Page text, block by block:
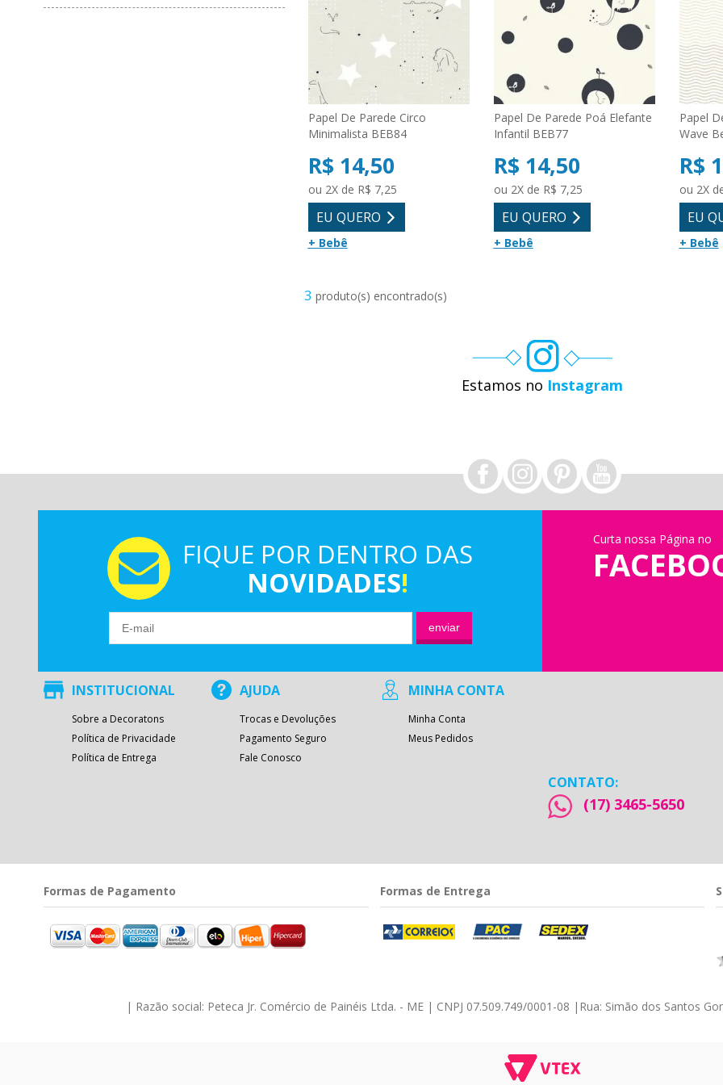
Papel De Parede Circo
Minimalista BEB84
R$ 14,50
ou 2X de R$ 7,25
EU QUERO
+ Bebê
Papel De Parede Poá Elefante
Infantil BEB77
R$ 14,50
ou 2X de R$ 7,25
EU QUERO
+ Bebê
Papel
Wave
R$
ou 2X
EU
+ Bebê
3
Estamos no Instagram
FIQUE POR DENTRO DAS
NOVIDADES!
enviar
INSTITUCIONAL
Sobre a Decoratons
Política de Privacidade
Política de Entrega
AJUDA
Trocas e Devoluções
Pagamento Seguro
Fale Conosco
MINHA CONTA
Minha Conta
Meus Pedidos
Curta nossa Página no
CONTATO:
(17) 3465-5650
Formas de Pagamento Formas de Entrega
| Razão social: Peteca Jr. Comércio de Painéis Ltda. - ME | CNPJ 07.509.749/0001-08 | Rua: Simão dos Santos